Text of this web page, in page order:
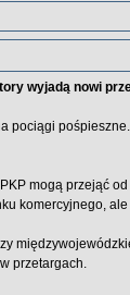
wyjadą nowi
pociągi
mogą przejąć
komercyjnego,
przetargach.